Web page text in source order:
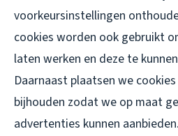
voorkeursinstellingen
cookies worden ook gebruikt
laten werken en deze te
Daarnaast plaatsen we
bijhouden zodat we op maat
advertenties kunnen